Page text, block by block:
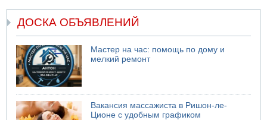
ДОСКА ОБЪЯВЛЕНИЙ
Мастер на час: помощь по дому и
мелкий ремонт
Вакансия массажиста в Ришон-ле-
Ционе с удобным графиком